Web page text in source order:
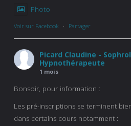
Photo
Voir sur Facebook · Partager
Picard Claudine -
Hypnothérapeute
1 mois
Bonsoir, pour information :
Les pré-inscriptions se terminent
dans certains cours notamment :